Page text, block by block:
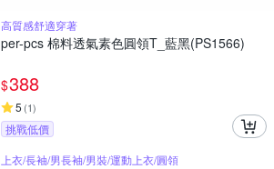
高質感舒適穿著
per-pcs 棉料透氣素色圓領T_藍黑(PS1566)
$388
5 (1)
挑戰低價
上衣/長袖/男長袖/男裝/運動上衣/圓領